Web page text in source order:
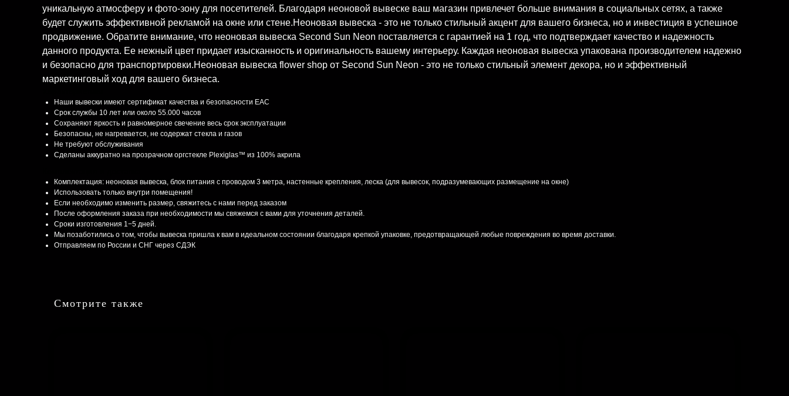
уникальную атмосферу и фото-зону для посетителей. Благодаря неоновой вывеске ваш магазин привлечет больше внимания в социальных сетях, а также
будет служить эффективной рекламой на окне или стене.Неоновая вывеска - это не только стильный акцент для вашего бизнеса, но и инвестиция в успешное
продвижение. Обратите внимание, что неоновая вывеска Second Sun Neon поставляется с гарантией на 1 год, что подтверждает качество и надежность
данного продукта. Ее нежный цвет придает изысканность и оригинальность вашему интерьеру. Каждая неоновая вывеска упакована производителем надежно
и безопасно для транспортировки.Неоновая вывеска flower shop от Second Sun Neon - это не только стильный элемент декора, но и эффективный
маркетинговый ход для вашего бизнеса.
Наши вывески имеют сертификат качества и безопасности EAC
Срок службы 10 лет или около 55.000 часов
Сохраняют яркость и равномерное свечение весь срок эксплуатации
Безопасны, не нагревается, не содержат стекла и газов
Не требуют обслуживания
Сделаны аккуратно на прозрачном оргстекле Plexiglas™ из 100% акрила
Комплектация: неоновая вывеска, блок питания с проводом 3 метра, настенные крепления, леска (для вывесок, подразумевающих размещение на окне)
Использовать только внутри помещения!
Если необходимо изменить размер, свяжитесь с нами перед заказом
После оформления заказа при необходимости мы свяжемся с вами для уточнения деталей.
Сроки изготовления 1−5 дней.
Мы позаботились о том, чтобы вывеска пришла к вам в идеальном состоянии благодаря крепкой упаковке, предотвращающей любые повреждения во время доставки.
Отправляем по России и СНГ через СДЭК
Смотрите также